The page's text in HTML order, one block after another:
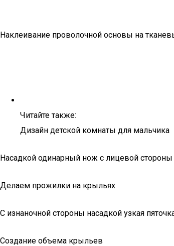
Наклеивание проволочной основы на
Читайте также:
Дизайн детской комнаты для мальчика
Насадкой одинарный нож с лицевой
Делаем прожилки на крыльях
С изнаночной стороны насадкой узкая
Создание объема крыльев